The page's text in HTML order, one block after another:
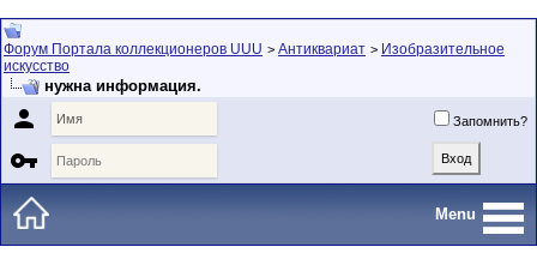
Форум Портала коллекционеров UUU > Антиквариат > Изобразительное
искусство
нужна информация.
 Запомнить?

Menu